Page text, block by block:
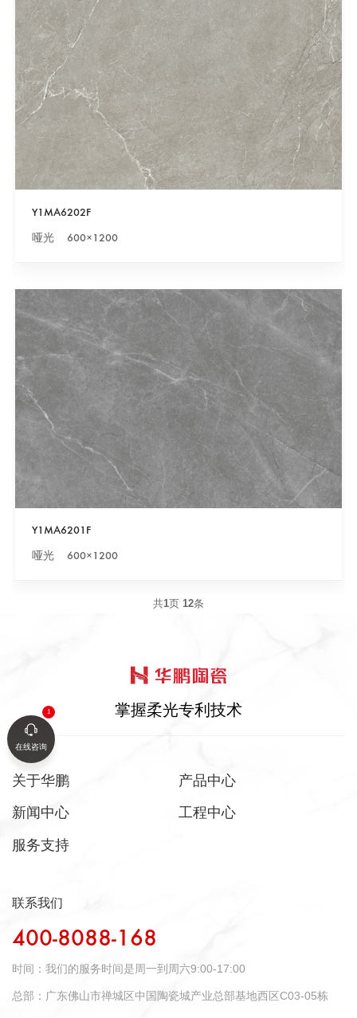
Y1MA6202F
哑光 600×1200
Y1MA6201F
哑光 600×1200
共1页 12条
掌握柔光专利技术
关于华鹏 产品中心
新闻中心 工程中心
服务支持
联系我们
400-8088-168
时间： 我们的服务时间是周一到周六9:00-17:00
总部： 广东佛山市禅城区中国陶瓷城产业总部基地西区C03-05栋
在线咨询